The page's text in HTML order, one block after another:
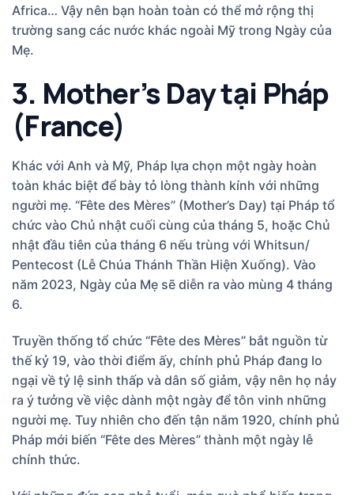
Africa… Vậy nên bạn hoàn toàn có thể mở rộng thị
trường sang các nước khác ngoài Mỹ trong Ngày của
Mẹ.
3. Mother’s Day tại Pháp
(France)
Khác với Anh và Mỹ, Pháp lựa chọn một ngày hoàn
toàn khác biệt để bày tỏ lòng thành kính với những
người mẹ. “Fête des Mères” (Mother’s Day) tại Pháp tổ
chức vào Chủ nhật cuối cùng của tháng 5, hoặc Chủ
nhật đầu tiên của tháng 6 nếu trùng với Whitsun/
Pentecost (Lễ Chúa Thánh Thần Hiện Xuống). Vào
năm 2023, Ngày của Mẹ sẽ diễn ra vào mùng 4 tháng
6.
Truyền thống tổ chức “Fête des Mères” bắt nguồn từ
thế kỷ 19, vào thời điểm ấy, chính phủ Pháp đang lo
ngại về tỷ lệ sinh thấp và dân số giảm, vậy nên họ nảy
ra ý tưởng về việc dành một ngày để tôn vinh những
người mẹ. Tuy nhiên cho đến tận năm 1920, chính phủ
Pháp mới biến “Fête des Mères” thành một ngày lễ
chính thức.